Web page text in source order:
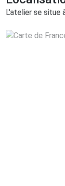
L'atelier se situe